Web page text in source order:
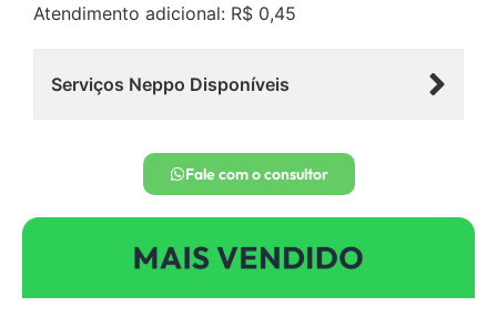
Atendimento adicional: R$ 0,45
Serviços Neppo Disponíveis
Fale com o consultor